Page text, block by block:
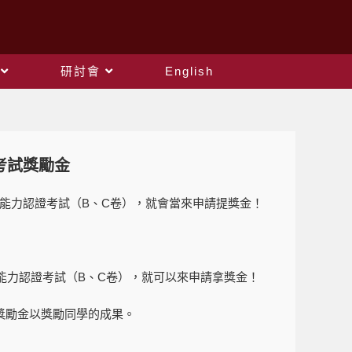
研討會 English
試獎勵金
力認證考試（B、C卷），就會當來申請提獎金！
認證考試（B、C卷），就可以來申請拿獎金！
金以獎勵同學的成果。